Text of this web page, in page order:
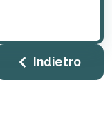
Indietro